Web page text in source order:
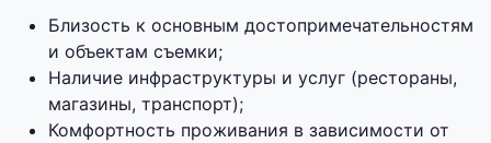
Близость к основным достопримечательностям
и объектам съемки;
Наличие инфраструктуры и услуг (рестораны,
магазины, транспорт);
Комфортность проживания в зависимости от